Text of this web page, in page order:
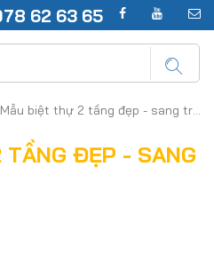
62 63 65
Mẫu biệt thự 2 tầng đẹp - sang trọng
ĐẸP - SANG